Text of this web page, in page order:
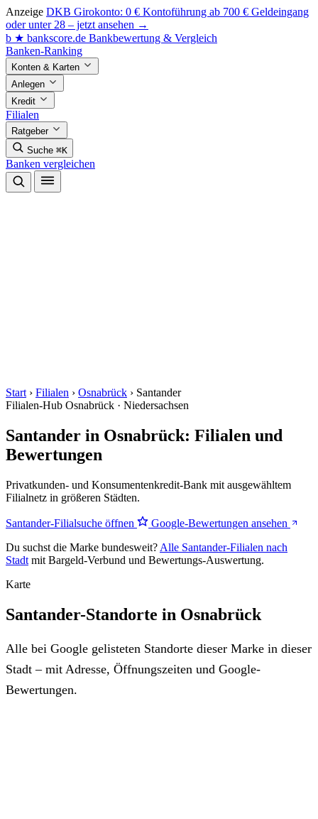
Anzeige DKB Girokonto: 0 € Kontoführung ab 700 € Geldeingang
oder unter 28 – jetzt ansehen →
b ★ bankscore.de Bankbewertung & Vergleich
Banken-Ranking
Konten & Karten
Anlegen
Kredit
Filialen
Ratgeber
Suche ⌘K
Banken vergleichen
Start › Filialen › Osnabrück › Santander
Filialen-Hub Osnabrück · Niedersachsen
Santander in Osnabrück: Filialen und
Bewertungen
Privatkunden- und Konsumentenkredit-Bank mit ausgewähltem
Filialnetz in größeren Städten.
Santander-Filialsuche öffnen
Google-Bewertungen ansehen
Du suchst die Marke bundesweit? Alle Santander-Filialen nach
Stadt mit Bargeld-Verbund und Bewertungs-Auswertung.
Karte
Santander-Standorte in Osnabrück
Alle bei Google gelisteten Standorte dieser Marke in dieser
Stadt – mit Adresse, Öffnungszeiten und Google-
Bewertungen.